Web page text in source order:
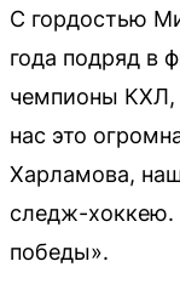
С гордостью
года подряд в
чемпионы КХЛ,
нас это
Харламова,
следж-хоккею.
победы».